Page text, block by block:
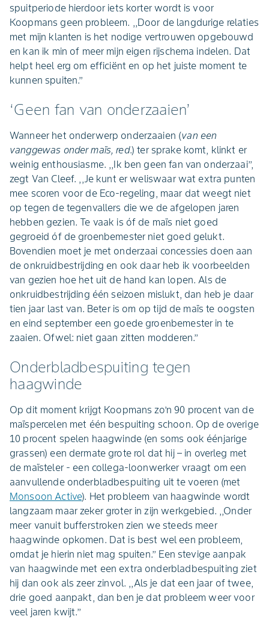
spuitperiode hierdoor iets korter wordt is voor
Koopmans geen probleem. ,,Door de langdurige relaties
met mijn klanten is het nodige vertrouwen opgebouwd
en kan ik min of meer mijn eigen rijschema indelen. Dat
helpt heel erg om efficiënt en op het juiste moment te
kunnen spuiten.’’
‘Geen fan van onderzaaien’
Wanneer het onderwerp onderzaaien (van een
vanggewas onder maïs, red.) ter sprake komt, klinkt er
weinig enthousiasme. ,,Ik ben geen fan van onderzaai’’,
zegt Van Cleef. ,,Je kunt er weliswaar wat extra punten
mee scoren voor de Eco-regeling, maar dat weegt niet
op tegen de tegenvallers die we de afgelopen jaren
hebben gezien. Te vaak is óf de maïs niet goed
gegroeid óf de groenbemester niet goed gelukt.
Bovendien moet je met onderzaai concessies doen aan
de onkruidbestrijding en ook daar heb ik voorbeelden
van gezien hoe het uit de hand kan lopen. Als de
onkruidbestrijding één seizoen mislukt, dan heb je daar
tien jaar last van. Beter is om op tijd de maïs te oogsten
en eind september een goede groenbemester in te
zaaien. Ofwel: niet gaan zitten modderen.’’
Onderbladbespuiting tegen
haagwinde
Op dit moment krijgt Koopmans zo’n 90 procent van de
maïspercelen met één bespuiting schoon. Op de overige
10 procent spelen haagwinde (en soms ook éénjarige
grassen) een dermate grote rol dat hij – in overleg met
de maïsteler - een collega-loonwerker vraagt om een
aanvullende onderbladbespuiting uit te voeren (met
Monsoon Active). Het probleem van haagwinde wordt
langzaam maar zeker groter in zijn werkgebied. ,,Onder
meer vanuit bufferstroken zien we steeds meer
haagwinde opkomen. Dat is best wel een probleem,
omdat je hierin niet mag spuiten.’’ Een stevige aanpak
van haagwinde met een extra onderbladbespuiting ziet
hij dan ook als zeer zinvol. ,,Als je dat een jaar of twee,
drie goed aanpakt, dan ben je dat probleem weer voor
veel jaren kwijt.’’